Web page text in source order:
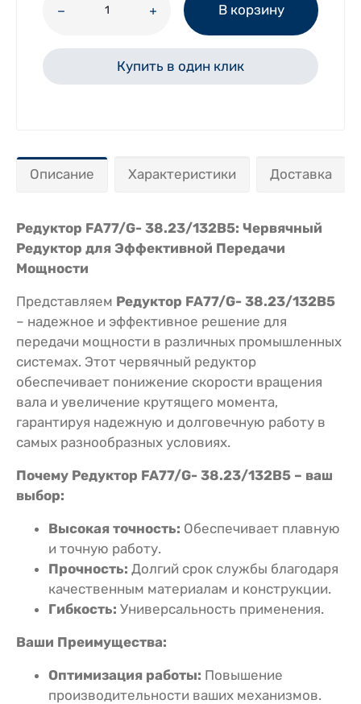
В корзину
Купить в один клик
Описание Характеристики Доставка
Редуктор FA77/G- 38.23/132B5: Червячный
Редуктор для Эффективной Передачи
Мощности
Представляем Редуктор FA77/G- 38.23/132B5
– надежное и эффективное решение для
передачи мощности в различных промышленных
системах. Этот червячный редуктор
обеспечивает понижение скорости вращения
вала и увеличение крутящего момента,
гарантируя надежную и долговечную работу в
самых разнообразных условиях.
Почему Редуктор FA77/G- 38.23/132B5 – ваш
выбор:
Высокая точность: Обеспечивает плавную
и точную работу.
Прочность: Долгий срок службы благодаря
качественным материалам и конструкции.
Гибкость: Универсальность применения.
Ваши Преимущества:
Оптимизация работы: Повышение
производительности ваших механизмов.